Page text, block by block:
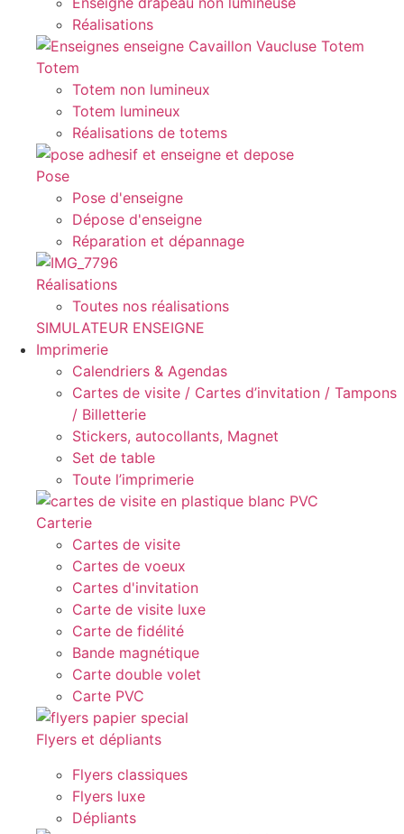
Réalisations
Totem
Totem non lumineux
Totem lumineux
Réalisations de totems
Pose
Pose d'enseigne
Dépose d'enseigne
Réparation et dépannage
Réalisations
Toutes nos réalisations
SIMULATEUR ENSEIGNE
Imprimerie
Calendriers & Agendas
Cartes de visite / Cartes d’invitation / Tampons
/ Billetterie
Stickers, autocollants, Magnet
Set de table
Toute l’imprimerie
Carterie
Cartes de visite
Cartes de voeux
Cartes d'invitation
Carte de visite luxe
Carte de fidélité
Bande magnétique
Carte double volet
Carte PVC
Flyers et dépliants
Flyers classiques
Flyers luxe
Dépliants